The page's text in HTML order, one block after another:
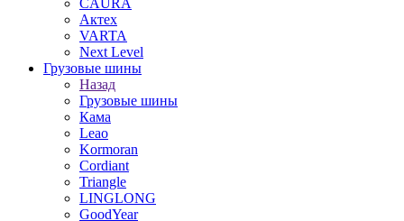
CAURA
Актех
VARTA
Next Level
Грузовые шины
Назад
Грузовые шины
Кама
Leao
Kormoran
Cordiant
Triangle
LINGLONG
GoodYear